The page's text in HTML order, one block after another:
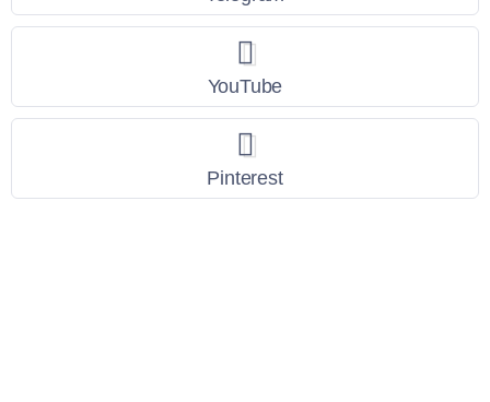
YouTube
Pinterest